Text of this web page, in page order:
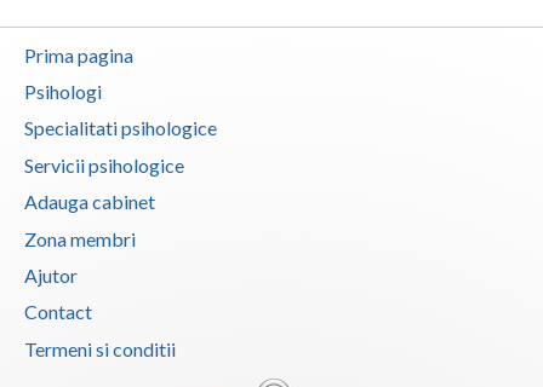
Prima pagina
Psihologi
Specialitati psihologice
Servicii psihologice
Adauga cabinet
Zona membri
Ajutor
Contact
Termeni si conditii